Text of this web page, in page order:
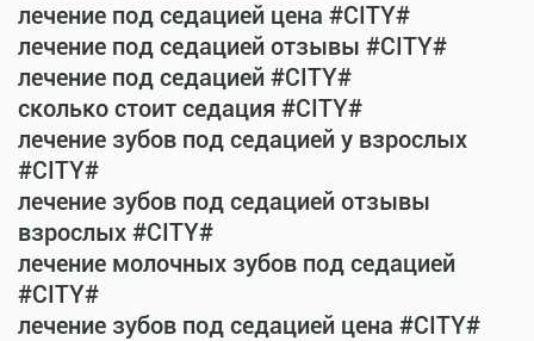
лечение под седацией цена #CITY#
лечение под седацией отзывы #CITY#
лечение под седацией #CITY#
сколько стоит седация #CITY#
лечение зубов под седацией у взрослых
#CITY#
лечение зубов под седацией отзывы
взрослых #CITY#
лечение молочных зубов под седацией
#CITY#
лечение зубов под седацией цена #CITY#